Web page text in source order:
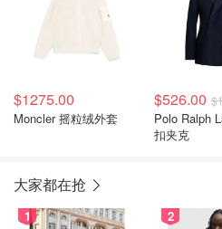
$1275.00
Moncler 摇粒绒外套
$526.00
Polo Ralph
扣夹克
大家都在抢
1 2